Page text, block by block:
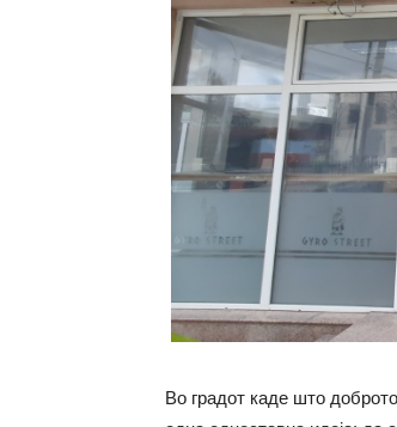
Во градот каде што